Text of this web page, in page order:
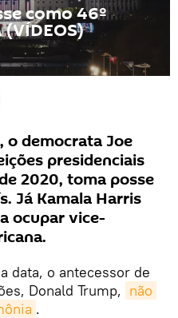
como 46º
o democrata Joe
presidenciais
2020, toma posse
Já Kamala Harris
ocupar vice-
data, o antecessor de
Donald Trump, não
.